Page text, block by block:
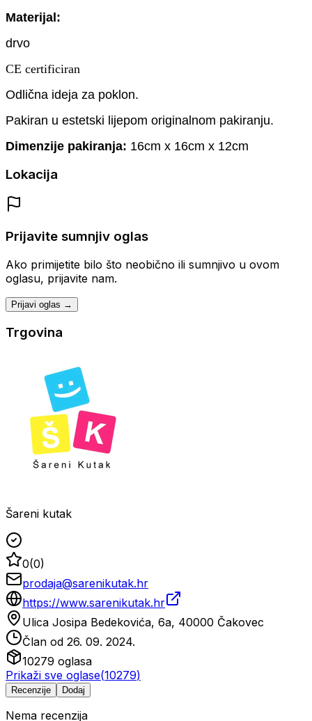
Materijal:
drvo
CE certificiran
Odlična ideja za poklon.
Pakiran u estetski lijepom originalnom pakiranju.
Dimenzije pakiranja: 16cm x 16cm x 12cm
Lokacija
Prijavite sumnjiv oglas
Ako primijetite bilo što neobično ili sumnjivo u ovom
oglasu, prijavite nam.
Prijavi oglas →
Trgovina
Šareni kutak
0(0)
prodaja@sarenikutak.hr
https://www.sarenikutak.hr
Ulica Josipa Bedekovića, 6a, 40000 Čakovec
Član od 26. 09. 2024.
10279 oglasa
Prikaži sve oglase(10279)
Recenzije Dodaj
Nema recenzija